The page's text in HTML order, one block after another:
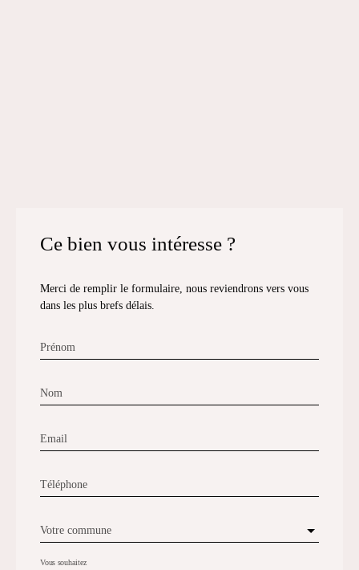
Ce bien vous intéresse ?
Merci de remplir le formulaire, nous reviendrons vers vous
dans les plus brefs délais.
Prénom
Nom
Email
Téléphone
Votre commune
Vous souhaitez